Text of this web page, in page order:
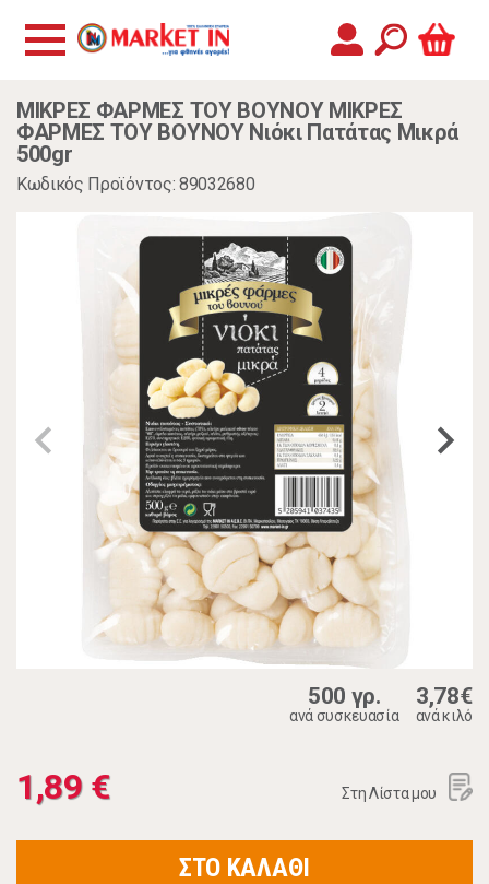
ΜΙΚΡΕΣ ΦΑΡΜΕΣ ΤΟΥ ΒΟΥΝΟΥ ΜΙΚΡΕΣ
ΦΑΡΜΕΣ ΤΟΥ ΒΟΥΝΟΥ Νιόκι Πατάτας Μικρά
500gr
Κωδικός Προϊόντος: 89032680
500 γρ.
ανά συσκευασία
3,78€
ανά κιλό
1,89 € Στη Λίστα μου
ΣΤΟ ΚΑΛΑΘΙ